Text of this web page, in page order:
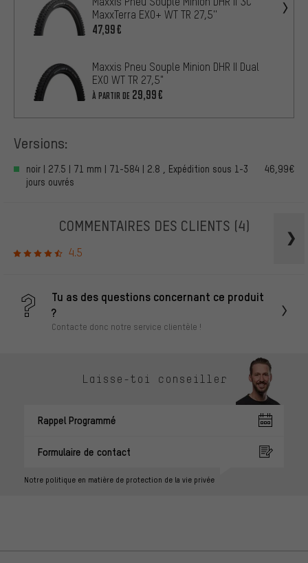
MaxxTerra EXO+ WT TR 27,5''
47,99€
Maxxis Pneu Souple Minion DHR II Dual
EXO WT TR 27,5"
À PARTIR DE 29,99€
Versions:
noir | 27.5 | 71 mm | 71-584 | 2.8 , Expédition sous 1-3
jours ouvrés
46,99€
COMMENTAIRES DES CLIENTS (4)
4.5
Tu as des questions concernant ce produit
?
Contacte donc notre service clientèle !
Laisse-toi conseiller
Rappel Programmé
Formulaire de contact
Notre politique en matière de protection de la vie privée